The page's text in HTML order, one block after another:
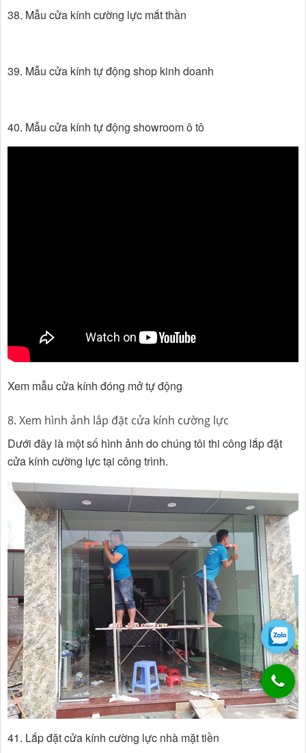
38. Mẫu cửa kính cường lực mắt thần
39. Mẫu cửa kính tự động shop kinh doanh
40. Mẫu cửa kính tự động showroom ô tô
Xem mẫu cửa kính đóng mở tự động
8. Xem hình ảnh lắp đặt cửa kính cường lực
Dưới đây là một số hình ảnh do chúng tôi thi công lắp đặt
cửa kính cường lực tại công trình.
41. Lắp đặt cửa kính cường lực nhà mặt tiền